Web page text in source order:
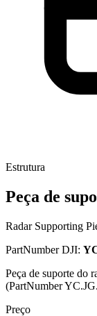
Estrutura
Peça de
Radar Supporting
PartNumber DJI:
Peça de suporte do
(PartNumber
Preço